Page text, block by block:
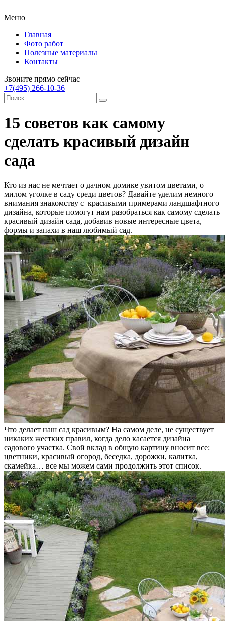
Меню
Главная
Фото работ
Полезные материалы
Контакты
Звоните прямо сейчас
+7(495) 266-10-36
15 советов как самому
сделать красивый дизайн
сада
Кто из нас не мечтает о дачном домике увитом цветами, о
милом уголке в саду среди цветов? Давайте уделим немного
внимания знакомству с красивыми примерами ландшафтного
дизайна, которые помогут нам разобраться как самому сделать
красивый дизайн сада, добавив новые интересные цвета,
формы и запахи в наш любимый сад.
Что делает наш сад красивым? На самом деле, не существует
никаких жестких правил, когда дело касается дизайна
садового участка. Свой вклад в общую картину вносит все:
цветники, красивый огород, беседка, дорожки, калитка,
скамейка… все мы можем сами продолжить этот список.